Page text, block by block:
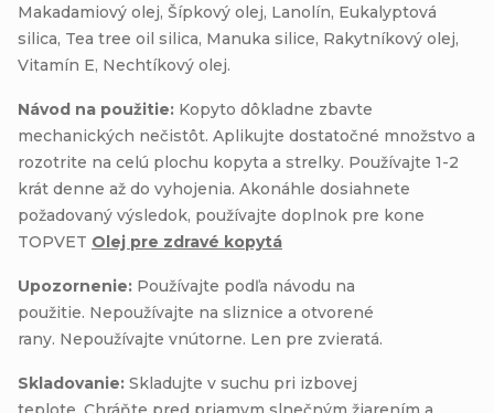
Makadamiový olej, Šípkový olej, Lanolín, Eukalyptová
silica, Tea tree oil silica, Manuka silice, Rakytníkový olej,
Vitamín E, Nechtíkový olej.
Návod na použitie: Kopyto dôkladne zbavte
mechanických nečistôt. Aplikujte dostatočné množstvo a
rozotrite na celú plochu kopyta a strelky. Používajte 1-2
krát denne až do vyhojenia. Akonáhle dosiahnete
požadovaný výsledok, používajte doplnok pre kone
TOPVET Olej pre zdravé kopytá
Upozornenie: Používajte podľa návodu na
použitie. Nepoužívajte na sliznice a otvorené
rany. Nepoužívajte vnútorne. Len pre zvieratá.
Skladovanie: Skladujte v suchu pri izbovej